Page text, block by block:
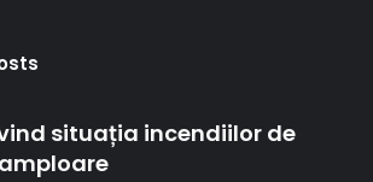
situația incendiilor de